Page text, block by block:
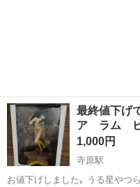
最終値下げ
ア ラム
1,000円
寺原駅
お値下げしました｡ うる星やつ